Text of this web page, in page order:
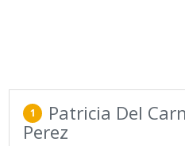
1 Patricia Del
Perez